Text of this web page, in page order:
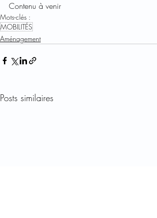
Contenu à venir
Mots-clés :
MOBILITÉS
Aménagement
Posts similaires